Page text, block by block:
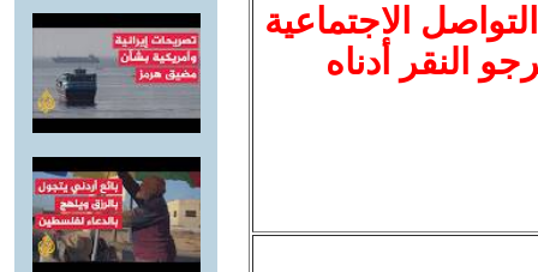
الاجتماعية
النقر أدناه